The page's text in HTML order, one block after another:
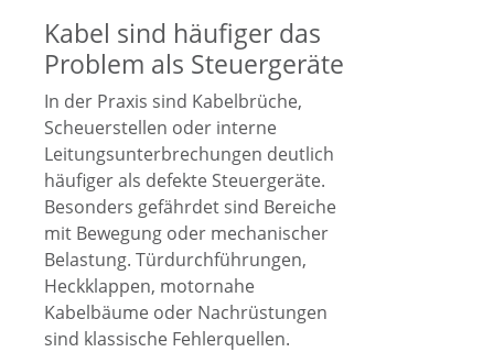
Kabel sind häufiger das
Problem als Steuergeräte
In der Praxis sind Kabelbrüche,
Scheuerstellen oder interne
Leitungsunterbrechungen deutlich
häufiger als defekte Steuergeräte.
Besonders gefährdet sind Bereiche
mit Bewegung oder mechanischer
Belastung. Türdurchführungen,
Heckklappen, motornahe
Kabelbäume oder Nachrüstungen
sind klassische Fehlerquellen.